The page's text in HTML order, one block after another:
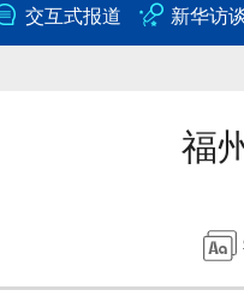
交互式报道 新华访
福